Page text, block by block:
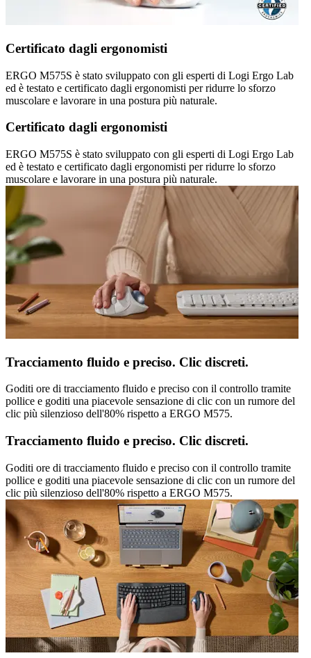
Certificato dagli ergonomisti
ERGO M575S è stato sviluppato con gli esperti di Logi Ergo Lab
ed è testato e certificato dagli ergonomisti per ridurre lo sforzo
muscolare e lavorare in una postura più naturale.
Certificato dagli ergonomisti
ERGO M575S è stato sviluppato con gli esperti di Logi Ergo Lab
ed è testato e certificato dagli ergonomisti per ridurre lo sforzo
muscolare e lavorare in una postura più naturale.
Tracciamento fluido e preciso. Clic discreti.
Goditi ore di tracciamento fluido e preciso con il controllo tramite
pollice e goditi una piacevole sensazione di clic con un rumore del
clic più silenzioso dell'80% rispetto a ERGO M575.
Tracciamento fluido e preciso. Clic discreti.
Goditi ore di tracciamento fluido e preciso con il controllo tramite
pollice e goditi una piacevole sensazione di clic con un rumore del
clic più silenzioso dell'80% rispetto a ERGO M575.